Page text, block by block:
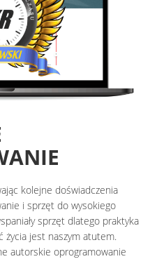
kolejne doświadczenia
i sprzęt do wysokiego
sprzęt dlatego praktyka
życia jest naszym atutem.
autorskie oprogramowanie